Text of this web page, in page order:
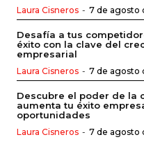
Laura Cisneros - 7 de agosto
Desafía a tus
éxito con la clave del
empresarial
Laura Cisneros - 7 de agosto
Descubre el poder de la
aumenta tu éxito
oportunidades
Laura Cisneros - 7 de agosto